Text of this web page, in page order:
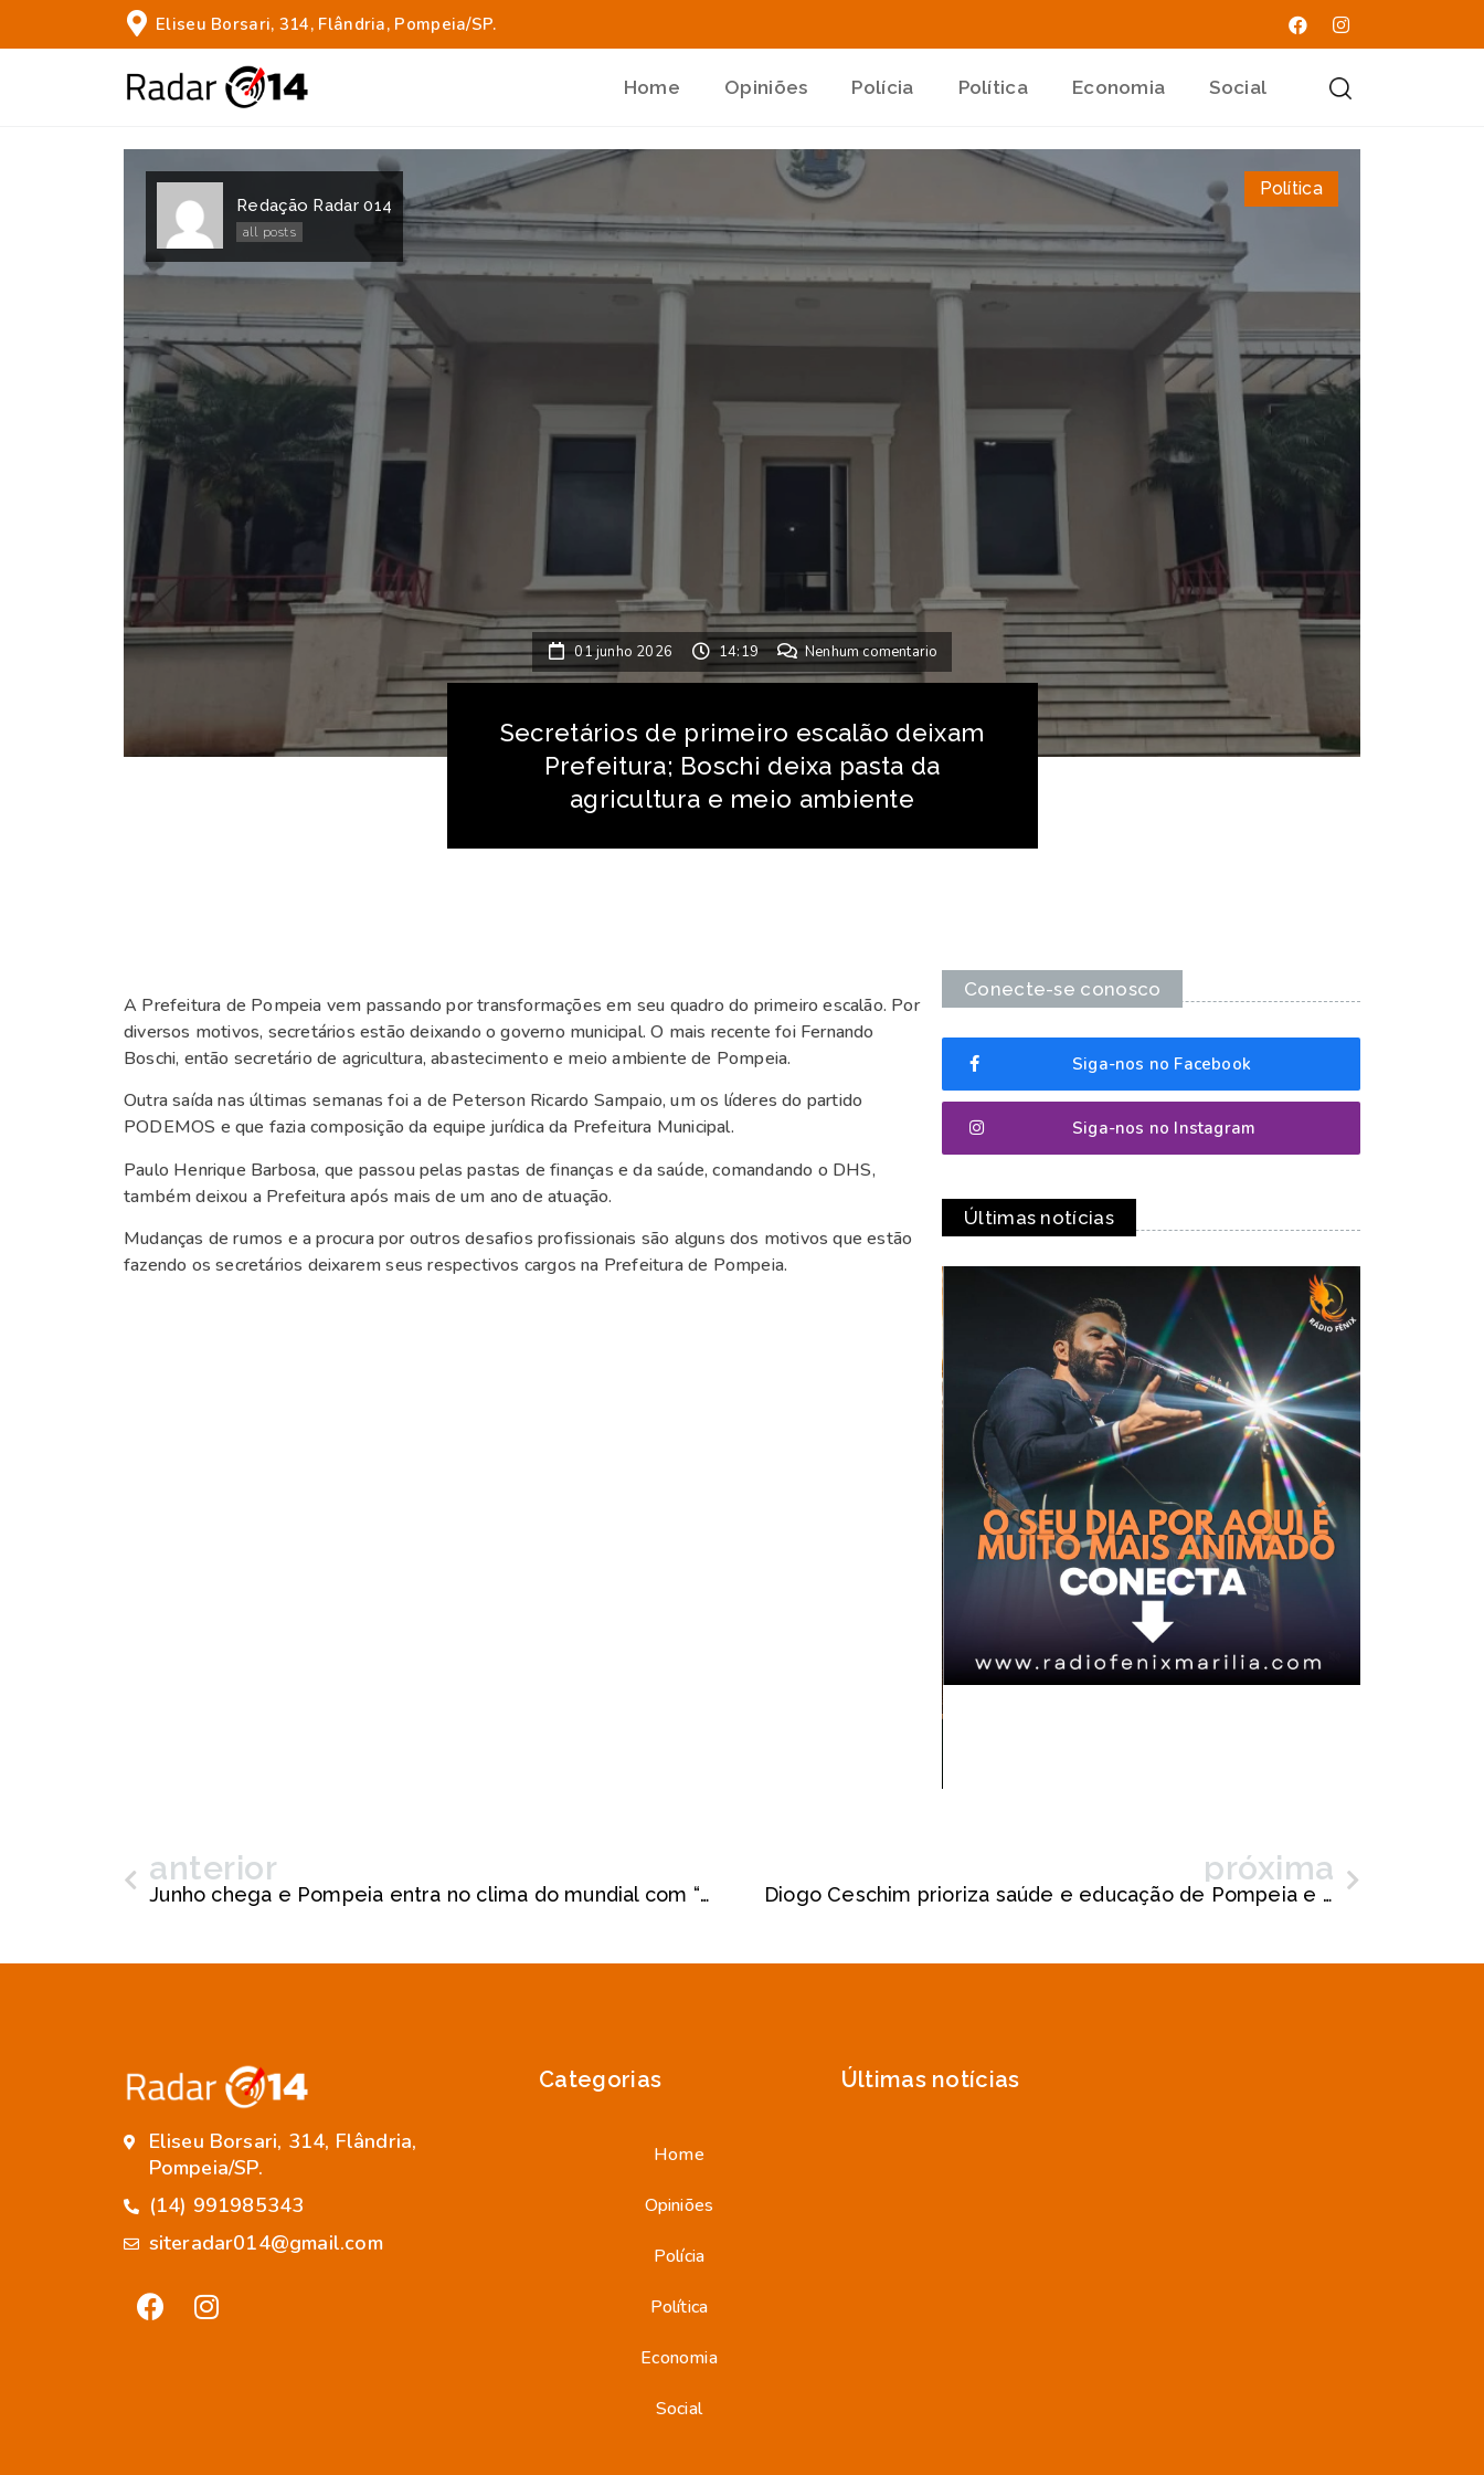
Eliseu Borsari, 314, Flândria, Pompeia/SP.
Home Opiniões Polícia Política Economia Social
Redação Radar 014
all posts
Política
01 junho 2026 14:19 Nenhum comentario
Secretários de primeiro escalão deixam
Prefeitura; Boschi deixa pasta da
agricultura e meio ambiente
A Prefeitura de Pompeia vem passando por transformações em seu quadro do primeiro escalão. Por
diversos motivos, secretários estão deixando o governo municipal. O mais recente foi Fernando
Boschi, então secretário de agricultura, abastecimento e meio ambiente de Pompeia.
Outra saída nas últimas semanas foi a de Peterson Ricardo Sampaio, um os líderes do partido
PODEMOS e que fazia composição da equipe jurídica da Prefeitura Municipal.
Paulo Henrique Barbosa, que passou pelas pastas de finanças e da saúde, comandando o DHS,
também deixou a Prefeitura após mais de um ano de atuação.
Mudanças de rumos e a procura por outros desafios profissionais são alguns dos motivos que estão
fazendo os secretários deixarem seus respectivos cargos na Prefeitura de Pompeia.
Conecte-se conosco
Siga-nos no Facebook
Siga-nos no Instagram
Últimas notícias
Pompeia/SP.
(14) 991985343
siteradar014@gmail.com
Polícia
Política
Economia
Social